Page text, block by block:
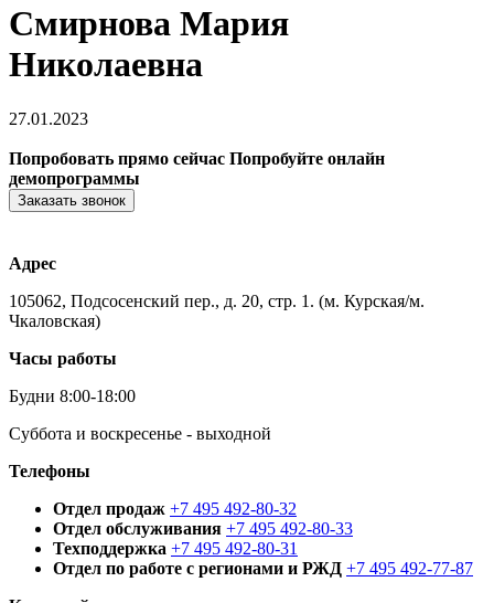
Смирнова Мария
Николаевна
27.01.2023
Попробовать прямо сейчас Попробуйте онлайн
демопрограммы
Заказать звонок
Адрес
105062, Подсосенский пер., д. 20, стр. 1. (м. Курская/м.
Чкаловская)
Часы работы
Будни 8:00-18:00
Суббота и воскресенье - выходной
Телефоны
Отдел продаж +7 495 492-80-32
Отдел обслуживания +7 495 492-80-33
Техподдержка +7 495 492-80-31
Отдел по работе с регионами и РЖД +7 495 492-77-87